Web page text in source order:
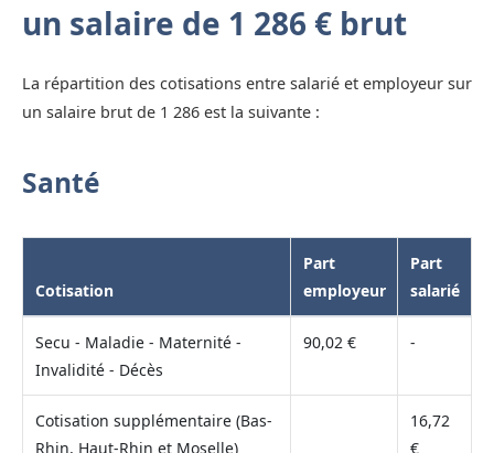
un salaire de 1 286 € brut
La répartition des cotisations entre salarié et employeur sur
un salaire brut de 1 286 est la suivante :
Santé
Cotisation
Part
employeur
Part
salarié
Secu - Maladie - Maternité -
Invalidité - Décès
90,02 € -
Cotisation supplémentaire (Bas-
Rhin, Haut-Rhin et Moselle)
16,72
€